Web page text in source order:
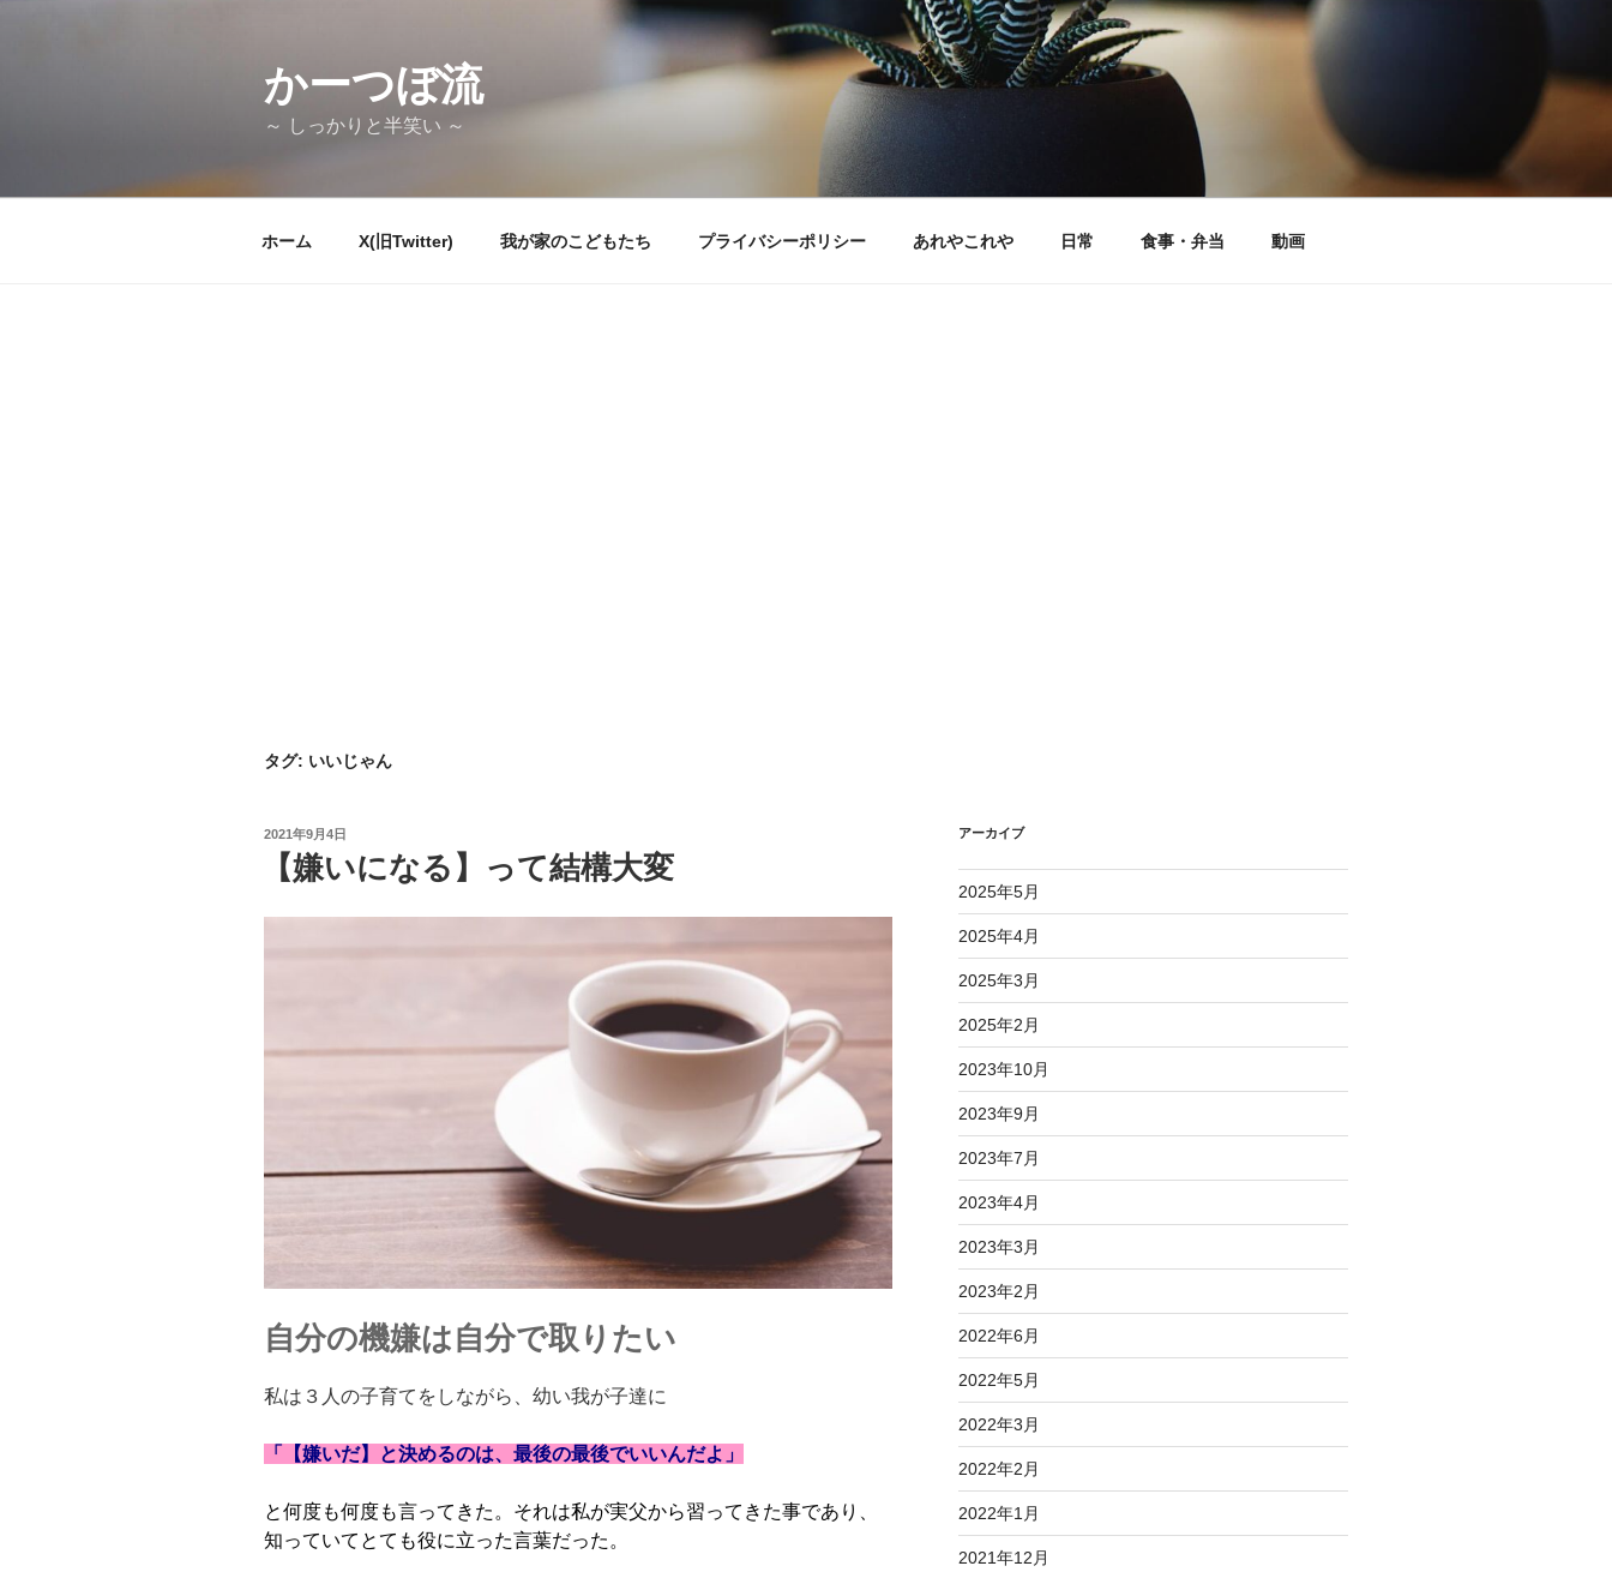
かーつぼ流
～ しっかりと半笑い ～
ホーム X(旧Twitter) 我が家のこどもたち プライバシーポリシー あれやこれや 日常 食事・弁当 動画
タグ: いいじゃん
投
2021年9月4日
【嫌いになる】って結構大変
自分の機嫌は自分で取りたい
私は３人の子育てをしながら、幼い我が子達に
「【嫌いだ】と決めるのは、最後の最後でいいんだよ」
と何度も何度も言ってきた。それは私が実父から習ってきた事であり、
知っていてとても役に立った言葉だった。
アーカイブ
2025年5月
2025年4月
2025年3月
2025年2月
2023年10月
2023年9月
2023年7月
2023年4月
2023年3月
2023年2月
2022年6月
2022年5月
2022年3月
2022年2月
2022年1月
2021年12月